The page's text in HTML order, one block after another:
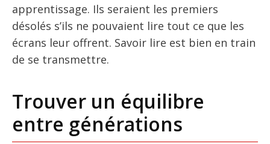
apprentissage. Ils seraient les premiers
désolés s’ils ne pouvaient lire tout ce que les
écrans leur offrent. Savoir lire est bien en train
de se transmettre.
Trouver un équilibre
entre générations